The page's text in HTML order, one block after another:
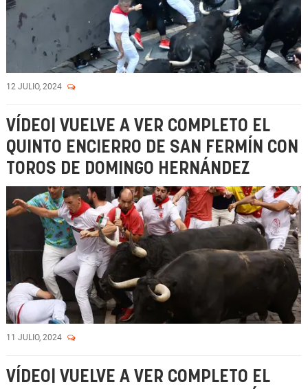
12 JULIO, 2024
VÍDEO| VUELVE A VER COMPLETO EL
QUINTO ENCIERRO DE SAN FERMÍN CON
TOROS DE DOMINGO HERNÁNDEZ
11 JULIO, 2024
VÍDEO| VUELVE A VER COMPLETO EL